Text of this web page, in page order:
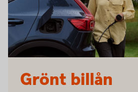
Grönt billån